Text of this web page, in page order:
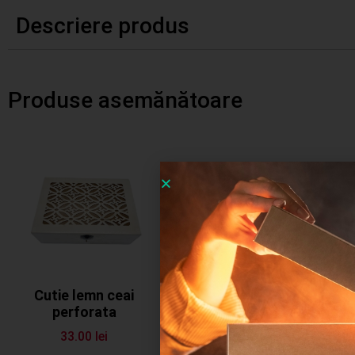
Descriere produs
Produse asemănătoare
Cutie lemn ceai
perforata
33.00 lei
Strasuri autoadezive